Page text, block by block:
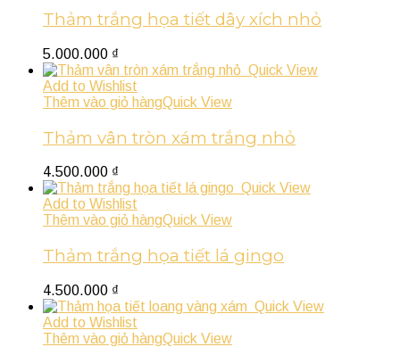
Thảm trắng họa tiết dây xích nhỏ
5.000.000 ₫
Quick View
Add to Wishlist
Thêm vào giỏ hàngQuick View
Thảm vân tròn xám trắng nhỏ
4.500.000 ₫
Quick View
Add to Wishlist
Thêm vào giỏ hàngQuick View
Thảm trắng họa tiết lá gingo
4.500.000 ₫
Quick View
Add to Wishlist
Thêm vào giỏ hàngQuick View